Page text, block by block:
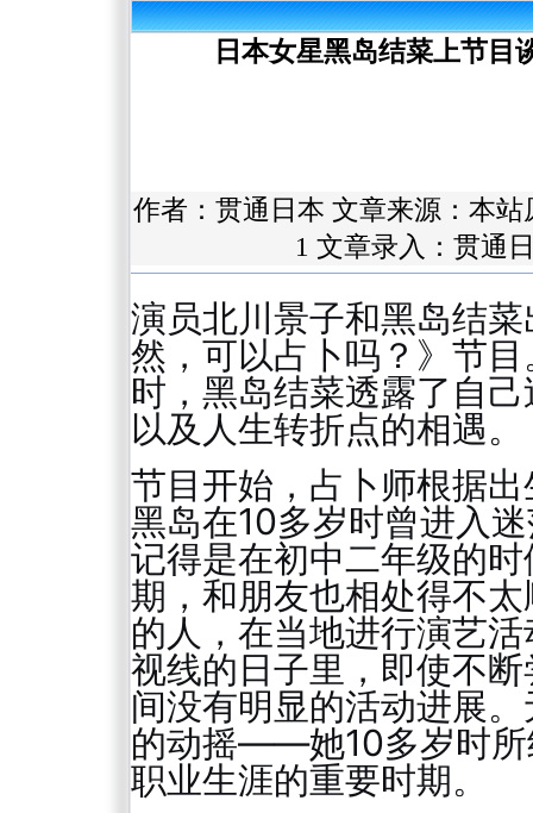
日本女星黑岛结菜上节目
作者： 贯通日本 文章来源：本站
1 文章录入：贯通
演员北川景子和黑岛结
然，可以占卜吗？》节
时，黑岛结菜透露了自
以及人生转折点的相遇。
节目开始，占卜师根据
黑岛在10多岁时曾进入
记得是在初中二年级的
期，和朋友也相处得不
的人，在当地进行演艺
视线的日子里，即使不
间没有明显的活动进展
的动摇——她10多岁时所
职业生涯的重要时期。